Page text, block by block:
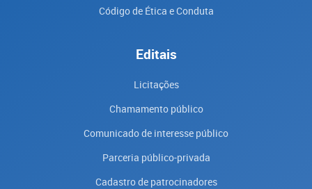
Código de Ética e Conduta
Editais
Licitações
Chamamento público
Comunicado de interesse público
Parceria público-privada
Cadastro de patrocinadores